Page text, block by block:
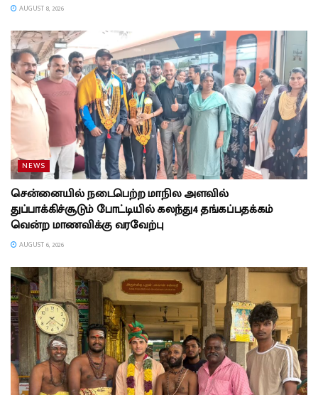
AUGUST 8, 2026
NEWS
சென்னையில் நடைபெற்ற மாநில அளவில்
துப்பாக்கிச்சூடும் போட்டியில் கலந்து4 தங்கப்பதக்கம்
வென்ற மாணவிக்கு வரவேற்பு
AUGUST 6, 2026